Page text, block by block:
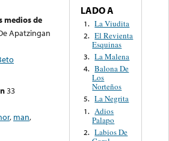
medios de
Apatzingan
33
, man,
LADO A
1. La Viudita
2. El Revienta
Esquinas
3. La Malena
4. Balona De
Los
Norteños
5. La Negrita
1. Adios
Palapo
2. Labios De